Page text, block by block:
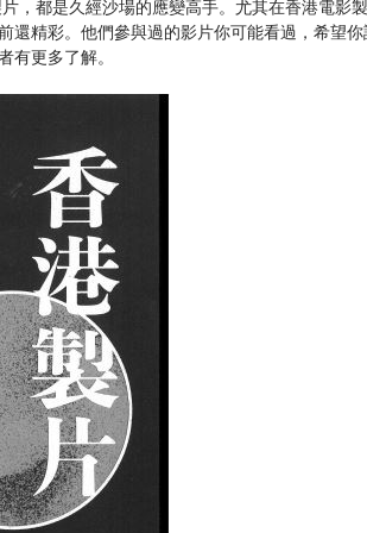
，都是久經沙場的應變高手。尤其在香港電影
還精彩。他們參與過的影片你可能看過，希望
更多了解。